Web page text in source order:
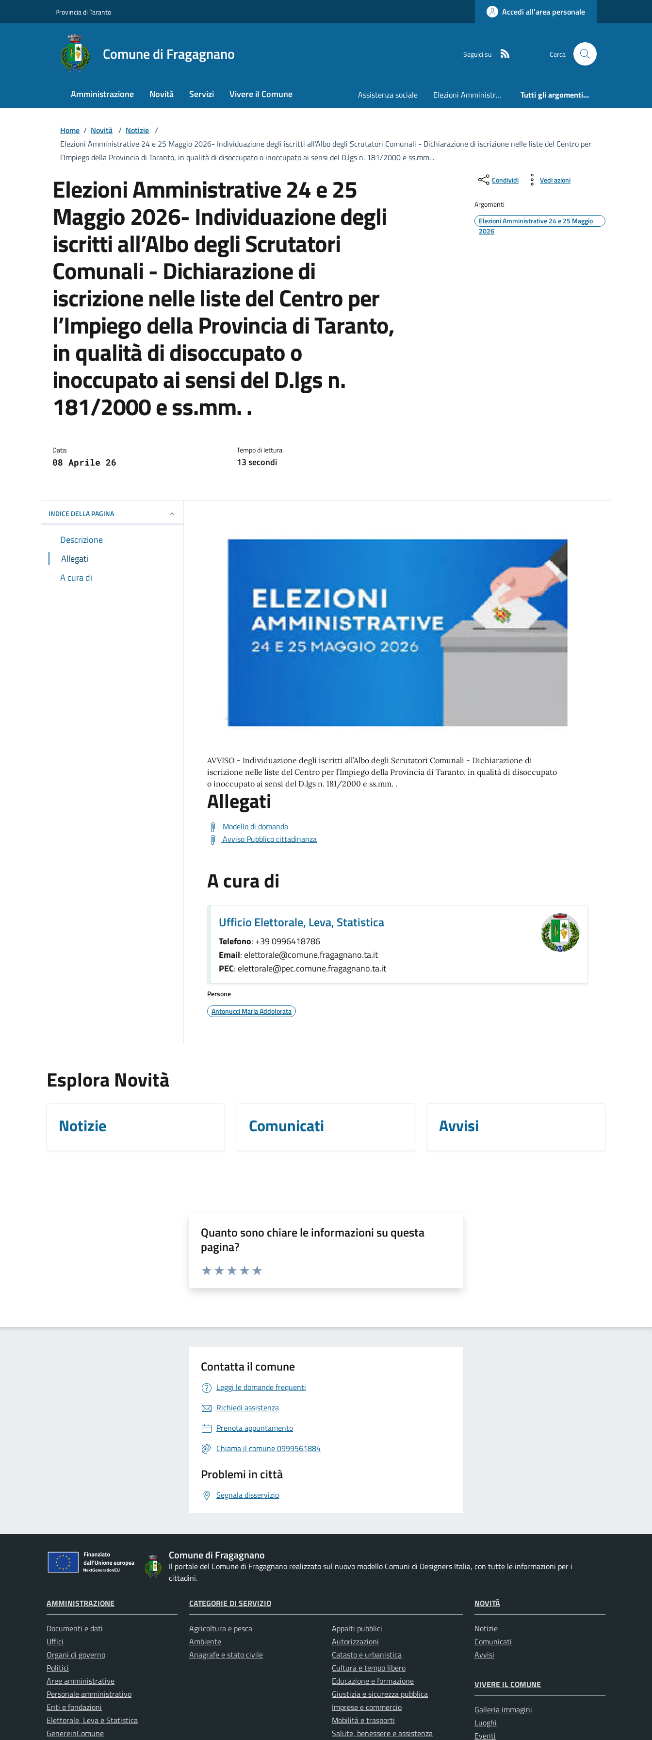
Provincia di Taranto Accedi all'area personale
Comune di Fragagnano Seguici su Cerca
Amministrazione Novità Servizi Vivere il Comune Assistenza sociale Elezioni Amministrative 24 e 25 Maggio 2026 Tutti gli argomenti...
Home / Novità / Notizie /
Elezioni Amministrative 24 e 25 Maggio 2026- Individuazione degli iscritti all’Albo degli Scrutatori Comunali - Dichiarazione di iscrizione nelle liste del Centro per
l’Impiego della Provincia di Taranto, in qualità di disoccupato o inoccupato ai sensi del D.lgs n. 181/2000 e ss.mm. .
Elezioni Amministrative 24 e 25
Maggio 2026- Individuazione degli
iscritti all’Albo degli Scrutatori
Comunali - Dichiarazione di
iscrizione nelle liste del Centro per
l’Impiego della Provincia di Taranto,
in qualità di disoccupato o
inoccupato ai sensi del D.lgs n.
181/2000 e ss.mm. .
Data:
08 Aprile 26
Tempo di lettura:
13 secondi
Condividi Vedi azioni
Argomenti
Elezioni Amministrative 24 e 25 Maggio
2026
INDICE DELLA PAGINA
Descrizione
Allegati
A cura di
AVVISO - Individuazione degli iscritti all’Albo degli Scrutatori Comunali - Dichiarazione di
iscrizione nelle liste del Centro per l’Impiego della Provincia di Taranto, in qualità di disoccupato
o inoccupato ai sensi del D.lgs n. 181/2000 e ss.mm. .
Allegati
Modello di domanda
Avviso Pubblico cittadinanza
A cura di
Ufficio Elettorale, Leva, Statistica
Telefono: +39 0996418786
Email: elettorale@comune.fragagnano.ta.it
PEC: elettorale@pec.comune.fragagnano.ta.it
Persone
Antonucci Maria Addolorata
Esplora Novità
Notizie Comunicati Avvisi
Quanto sono chiare le informazioni su questa
pagina?
Valuta da 1 a 5 stelle la pagina
Contatta il comune
Leggi le domande frequenti
Richiedi assistenza
Prenota appuntamento
Chiama il comune 0999561884
Problemi in città
Segnala disservizio
Comune di Fragagnano
Il portale del Comune di Fragagnano realizzato sul nuovo modello Comuni di Designers Italia, con tutte le informazioni per i
cittadini.
AMMINISTRAZIONE
Documenti e dati
Uffici
Organi di governo
Politici
Aree amministrative
Personale amministrativo
Enti e fondazioni
Elettorale, Leva e Statistica
GenereinComune
CATEGORIE DI SERVIZIO
Agricoltura e pesca
Ambiente
Anagrafe e stato civile
Appalti pubblici
Autorizzazioni
Catasto e urbanistica
Cultura e tempo libero
Educazione e formazione
Giustizia e sicurezza pubblica
Imprese e commercio
Mobilità e trasporti
Salute, benessere e assistenza
NOVITÀ
Notizie
Comunicati
Avvisi
VIVERE IL COMUNE
Galleria immagini
Luoghi
Eventi